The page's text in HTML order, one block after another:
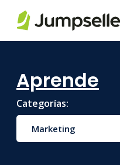
Aprende
Categorías:
Marketing